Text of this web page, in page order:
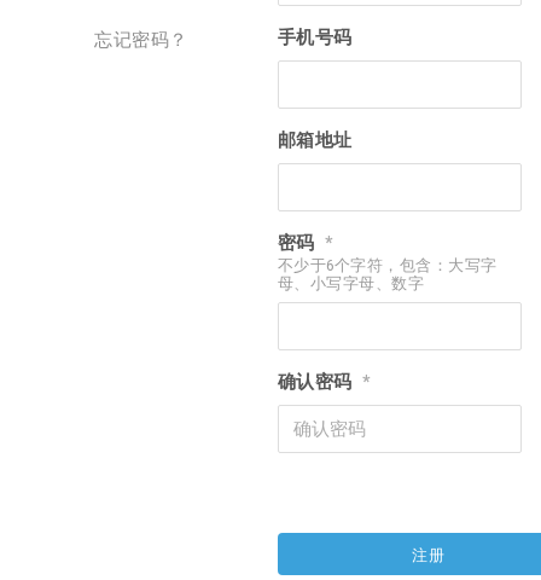
忘记密码？ 手机号码
邮箱地址
密码 *
不少于6个字符，包含：大写字
母、小写字母、数字
确认密码 *